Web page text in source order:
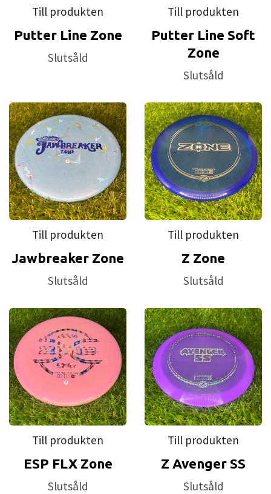
Till produkten
Putter Line Zone
Slutsåld
Till produkten
Putter Line Soft
Zone
Slutsåld
Till produkten
Jawbreaker Zone
Slutsåld
Till produkten
Z Zone
Slutsåld
Till produkten
ESP FLX Zone
Slutsåld
Till produkten
Z Avenger SS
Slutsåld